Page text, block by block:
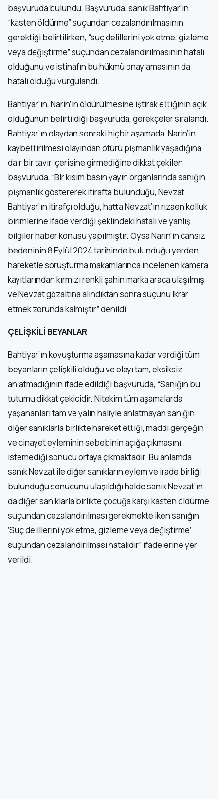
başvuruda bulundu. Başvuruda, sanık Bahtiyar’ın
“kasten öldürme” suçundan cezalandırılmasının
gerektiği belirtilirken, “suç delillerini yok etme, gizleme
veya değiştirme” suçundan cezalandırılmasının hatalı
olduğunu ve istinafın bu hükmü onaylamasının da
hatalı olduğu vurgulandı.
Bahtiyar’ın, Narin’in öldürülmesine iştirak ettiğinin açık
olduğunun belirtildiği başvuruda, gerekçeler sıralandı.
Bahtiyar’ın olaydan sonraki hiçbir aşamada, Narin’in
kaybettirilmesi olayından ötürü pişmanlık yaşadığına
dair bir tavır içerisine girmediğine dikkat çekilen
başvuruda, “Bir kısım basın yayın organlarında sanığın
pişmanlık göstererek itirafta bulunduğu, Nevzat
Bahtiyar’ın itirafçı olduğu, hatta Nevzat’ın rızaen kolluk
birimlerine ifade verdiği şeklindeki hatalı ve yanlış
bilgiler haber konusu yapılmıştır. Oysa Narin’in cansız
bedeninin 8 Eylül 2024 tarihinde bulunduğu yerden
hareketle soruşturma makamlarınca incelenen kamera
kayıtlarından kırmızı renkli şahin marka araca ulaşılmış
ve Nevzat gözaltına alındıktan sonra suçunu ikrar
etmek zorunda kalmıştır” denildi.
ÇELİŞKİLİ BEYANLAR
Bahtiyar’ın kovuşturma aşamasına kadar verdiği tüm
beyanların çelişkili olduğu ve olayı tam, eksiksiz
anlatmadığının ifade edildiği başvuruda, “Sanığın bu
tutumu dikkat çekicidir. Nitekim tüm aşamalarda
yaşananları tam ve yalın haliyle anlatmayan sanığın
diğer sanıklarla birlikte hareket ettiği, maddi gerçeğin
ve cinayet eyleminin sebebinin açığa çıkmasını
istemediği sonucu ortaya çıkmaktadır. Bu anlamda
sanık Nevzat ile diğer sanıkların eylem ve irade birliği
bulunduğu sonucunu ulaşıldığı halde sanık Nevzat’ın
da diğer sanıklarla birlikte çocuğa karşı kasten öldürme
suçundan cezalandırılması gerekmekte iken sanığın
‘Suç delillerini yok etme, gizleme veya değiştirme’
suçundan cezalandırılması hatalıdır” ifadelerine yer
verildi.